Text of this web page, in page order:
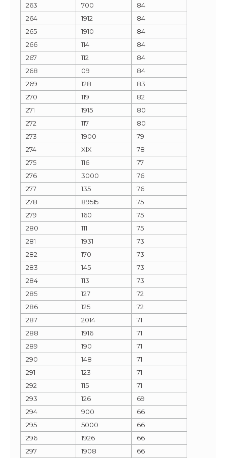
263
700
84
264
1912
84
265
1910
84
266
114
84
267
112
84
268
09
84
269
128
83
270
119
82
271
1915
80
272
117
80
273
1900
79
274
XIX
78
275
116
77
276
3000
76
277
135
76
278
89515
75
279
160
75
280
111
75
281
1931
73
282
170
73
283
145
73
284
113
73
285
127
72
286
125
72
287
2014
71
288
1916
71
289
190
71
290
148
71
291
123
71
292
115
71
293
126
69
294
900
66
295
5000
66
296
1926
66
297
1908 66